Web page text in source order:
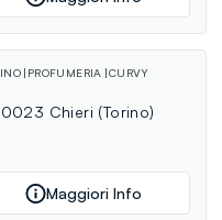
PROFUMERIA CURVY
Chieri (Torino)
Maggiori Info